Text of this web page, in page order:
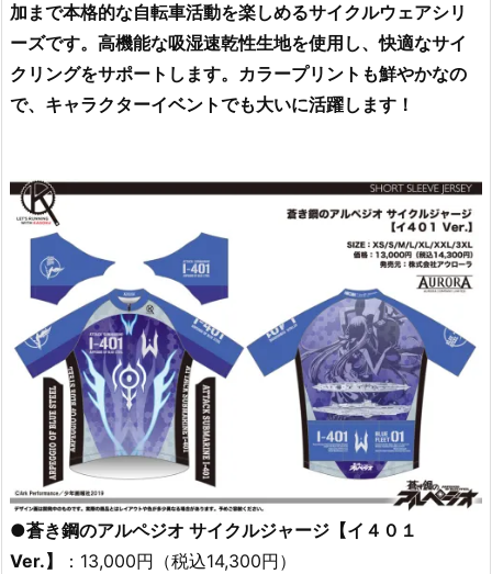
加まで本格的な自転車活動を楽しめるサイクルウェアシリ
ーズです。高機能な吸湿速乾性生地を使用し、快適なサイ
クリングをサポートします。カラープリントも鮮やかなの
で、キャラクターイベントでも大いに活躍します！
●蒼き鋼のアルペジオ サイクルジャージ【イ４０１
Ver.】
：13,000円（税込14,300円）